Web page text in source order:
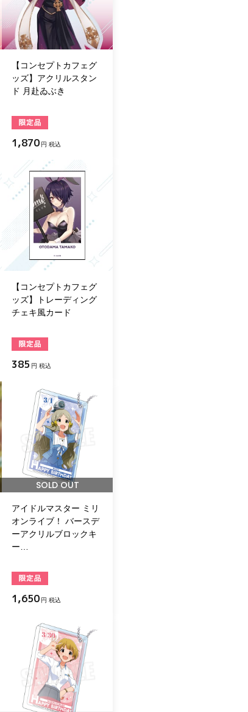
【コンセプトカフェグ
ッズ】アクリルスタン
ド 月赴ゐぶき
1,870 円 税込
【コンセプトカフェグ
ッズ】トレーディング
チェキ風カード
385 円 税込
SOLD OUT
アイドルマスター ミリ
オンライブ！ バースデ
ーアクリルブロックキ
ー…
1,650 円 税込